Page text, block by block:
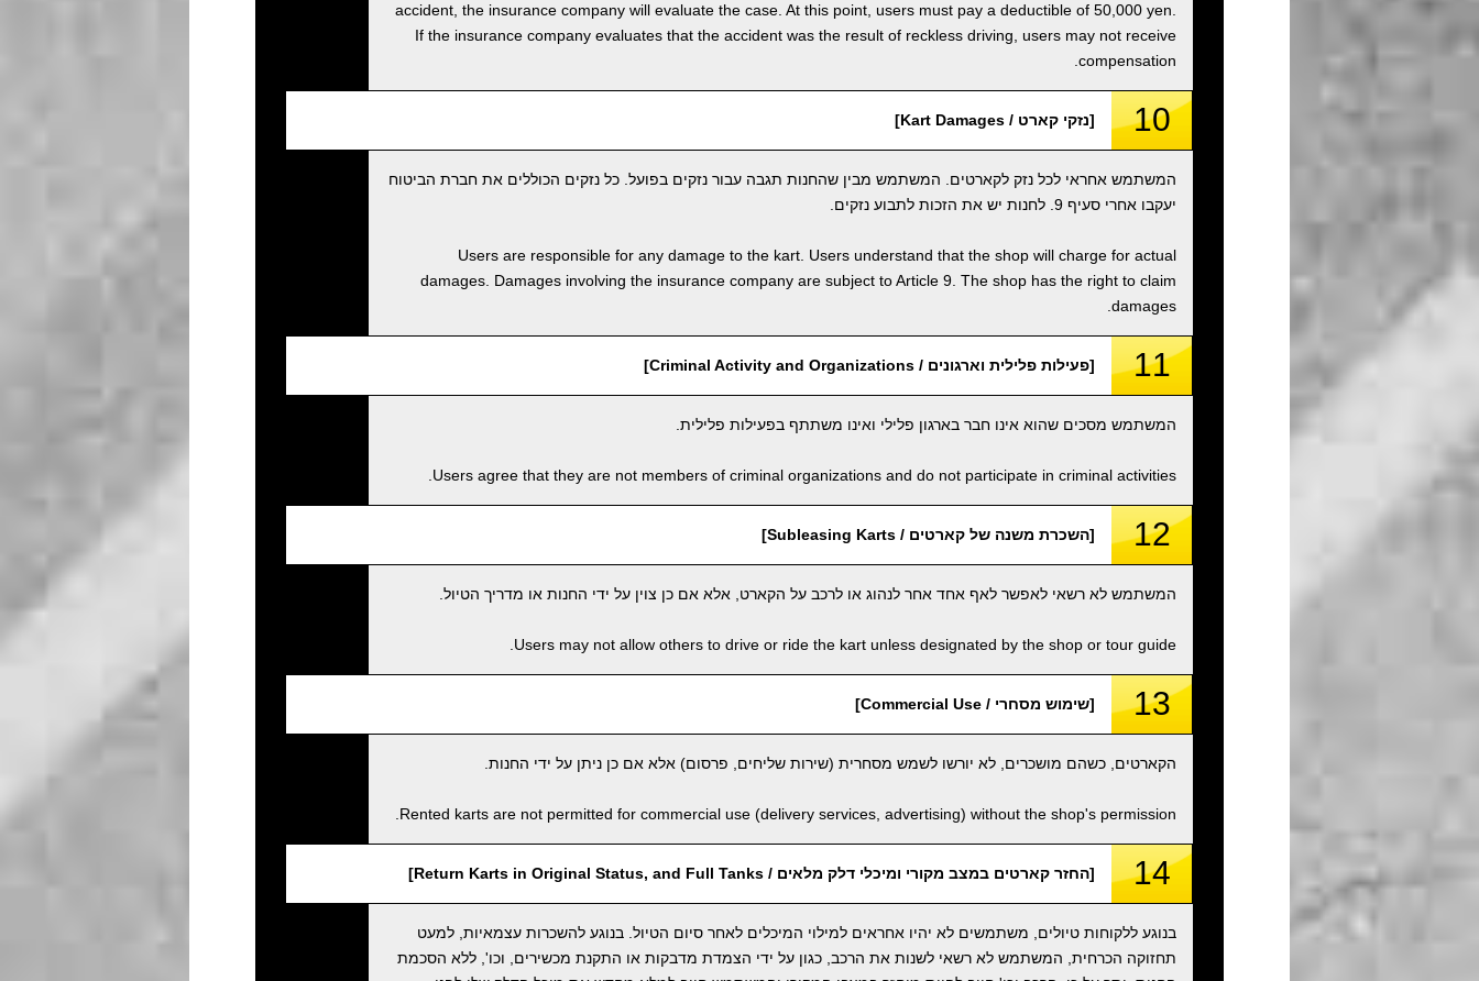
accident, the insurance company will evaluate the case. At this point, users must pay a deductible of 50,000 yen.
If the insurance company evaluates that the accident was the result of reckless driving, users may not receive
compensation.
10 [נזקי קארט / Kart Damages]
המשתמש אחראי לכל נזק לקארטים. המשתמש מבין שהחנות תגבה עבור נזקים בפועל. כל נזקים הכוללים את חברת הביטוח
יעקבו אחרי סעיף 9. לחנות יש את הזכות לתבוע נזקים.
Users are responsible for any damage to the kart. Users understand that the shop will charge for actual
damages. Damages involving the insurance company are subject to Article 9. The shop has the right to claim
damages.
11 [פעילות פלילית וארגונים / Criminal Activity and Organizations]
המשתמש מסכים שהוא אינו חבר בארגון פלילי ואינו משתתף בפעילות פלילית.
Users agree that they are not members of criminal organizations and do not participate in criminal activities.
12 [השכרת משנה של קארטים / Subleasing Karts]
המשתמש לא רשאי לאפשר לאף אחד אחר לנהוג או לרכב על הקארט, אלא אם כן צוין על ידי החנות או מדריך הטיול.
Users may not allow others to drive or ride the kart unless designated by the shop or tour guide.
13 [שימוש מסחרי / Commercial Use]
הקארטים, כשהם מושכרים, לא יורשו לשמש מסחרית (שירות שליחים, פרסום) אלא אם כן ניתן על ידי החנות.
Rented karts are not permitted for commercial use (delivery services, advertising) without the shop's permission.
14 [החזר קארטים במצב מקורי ומיכלי דלק מלאים / Return Karts in Original Status, and Full Tanks]
בנוגע ללקוחות טיולים, משתמשים לא יהיו אחראים למילוי המיכלים לאחר סיום הטיול. בנוגע להשכרות עצמאיות, למעט
תחזוקה הכרחית, המשתמש לא רשאי לשנות את הרכב, כגון על ידי הצמדת מדבקות או התקנת מכשירים, וכו', ללא הסכמת